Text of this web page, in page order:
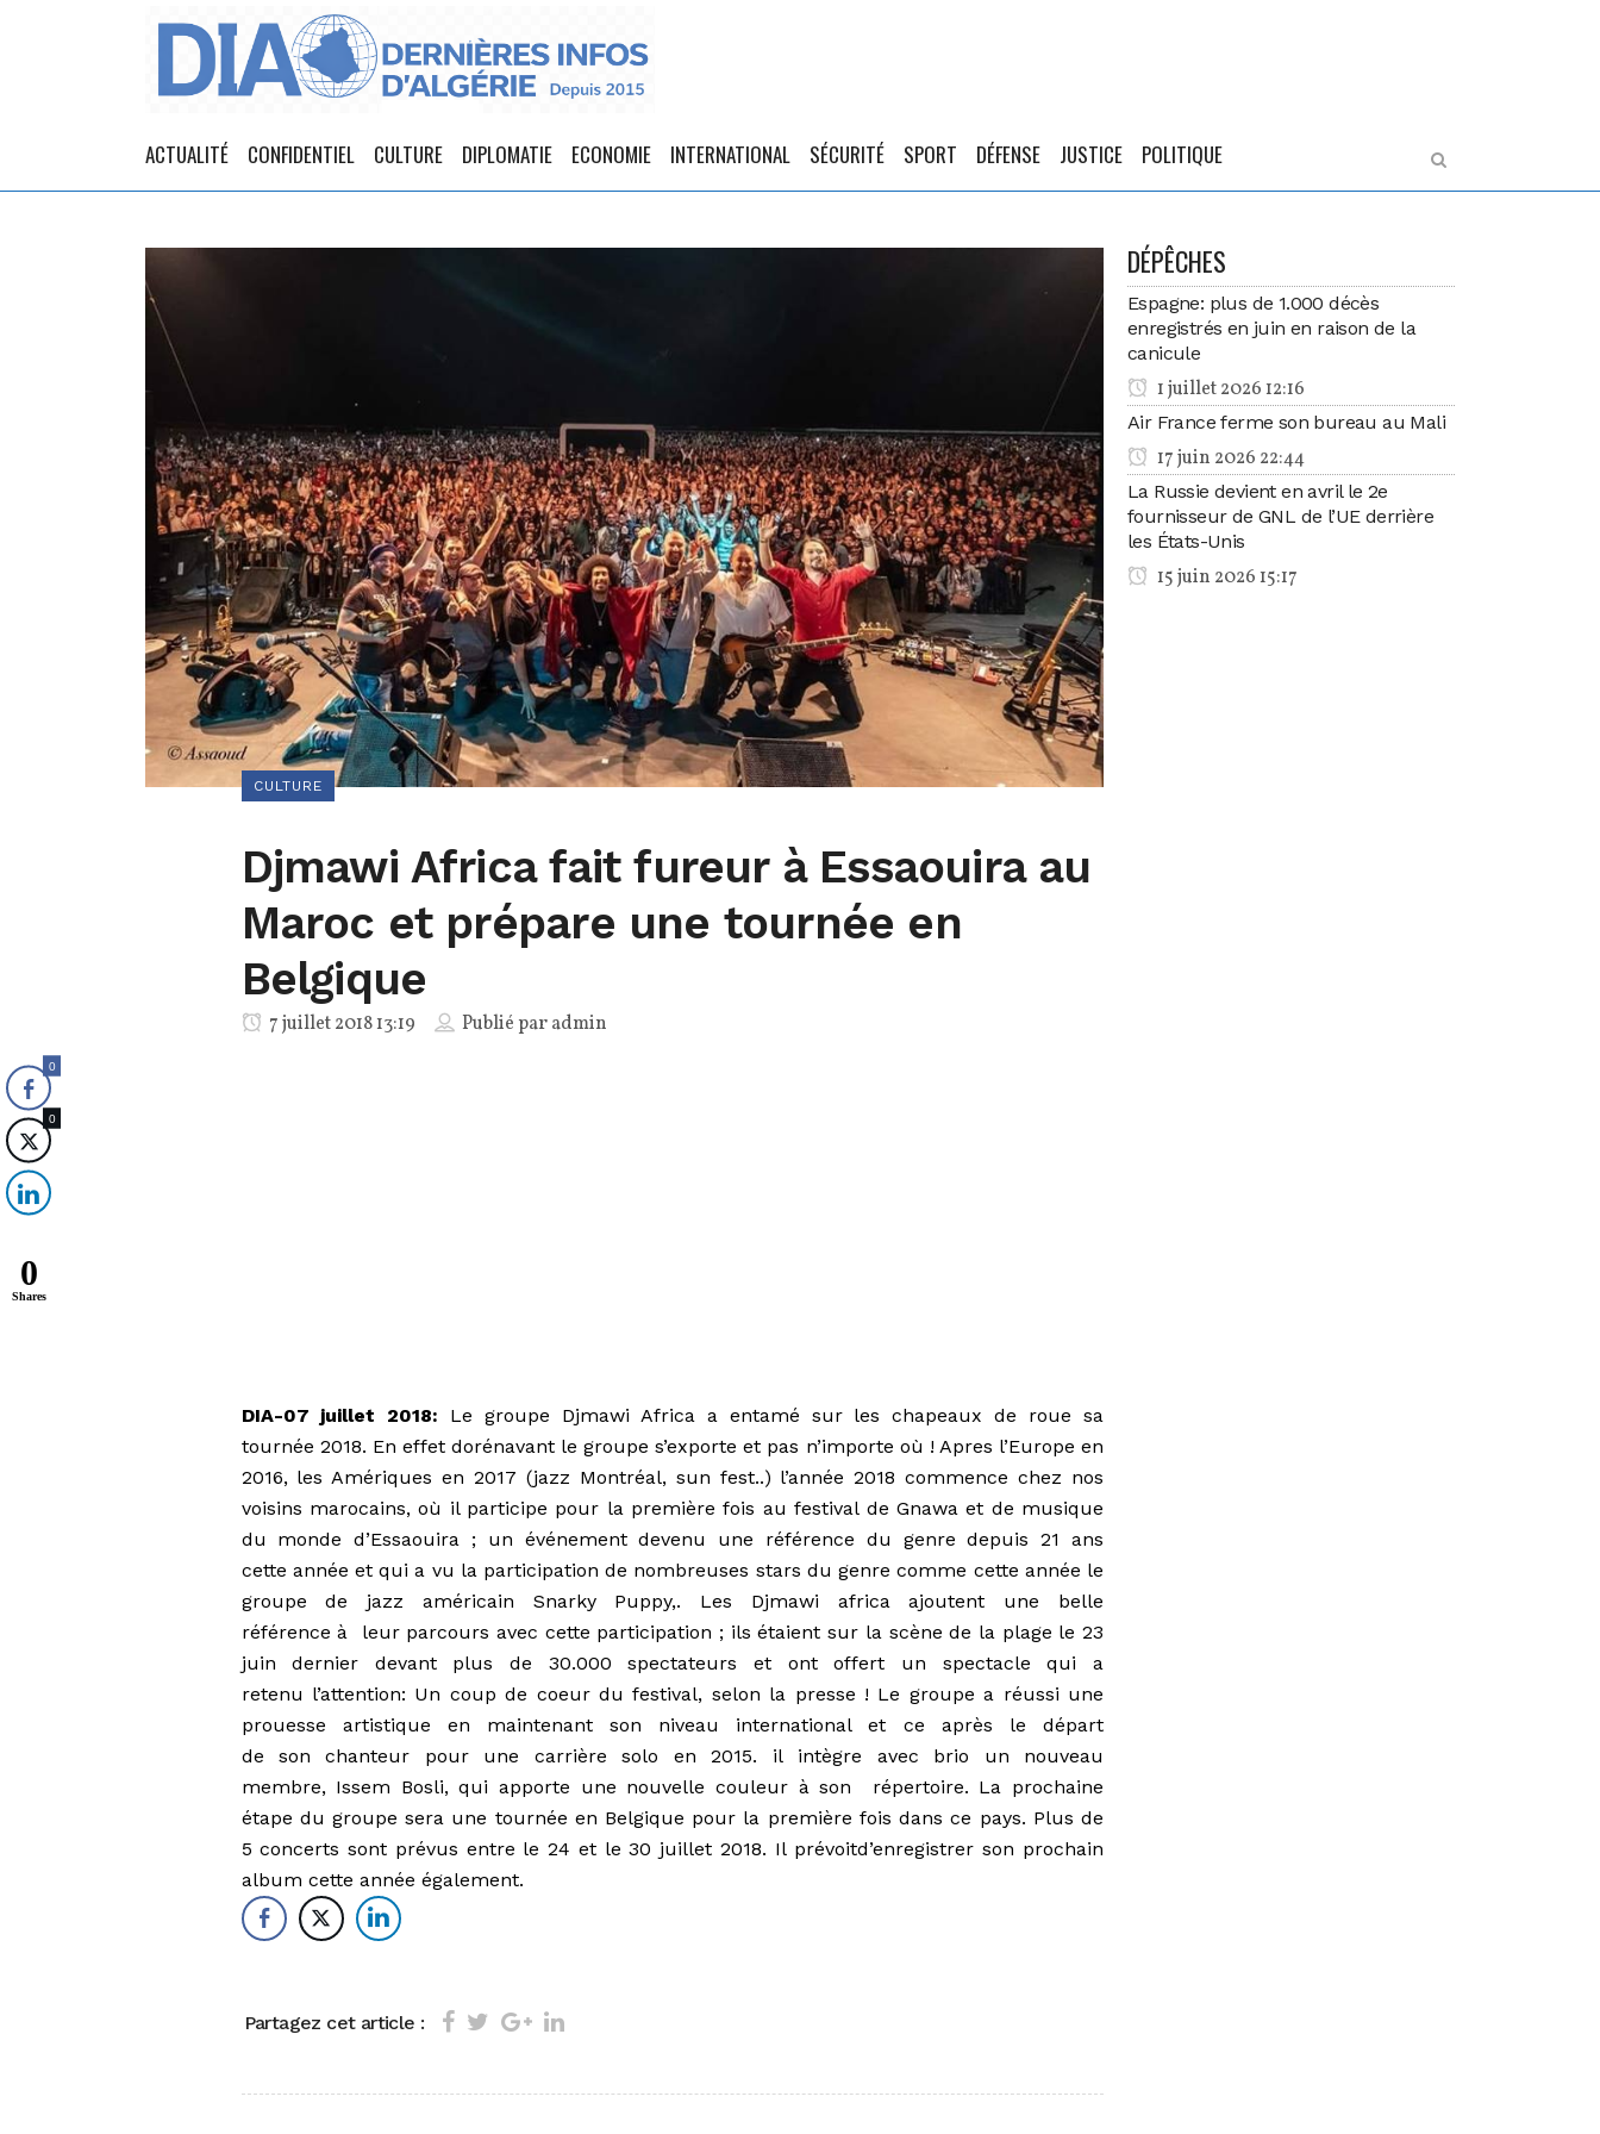
ACTUALITÉ CONFIDENTIEL CULTURE DIPLOMATIE ECONOMIE INTERNATIONAL SÉCURITÉ SPORT DÉFENSE JUSTICE POLITIQUE
CULTURE
Djmawi Africa fait fureur à Essaouira au
Maroc et prépare une tournée en
Belgique
7 juillet 2018 13:19 Publié paradmin
DIA-07 juillet 2018: Le groupe Djmawi Africa a entamé sur les chapeaux de roue sa
tournée 2018. En effet dorénavant le groupe s’exporte et pas n’importe où ! Apres l’Europe en
2016, les Amériques en 2017 (jazz Montréal, sun fest..) l’année 2018 commence chez nos
voisins marocains, où il participe pour la première fois au festival de Gnawa et de musique
du monde d’Essaouira ; un événement devenu une référence du genre depuis 21 ans
cette année et qui a vu la participation de nombreuses stars du genre comme cette année le
groupe de jazz américain Snarky Puppy,. Les Djmawi africa ajoutent une belle
référence à leur parcours avec cette participation ; ils étaient sur la scène de la plage le 23
juin dernier devant plus de 30.000 spectateurs et ont offert un spectacle qui a
retenu l’attention: Un coup de coeur du festival, selon la presse ! Le groupe a réussi une
prouesse artistique en maintenant son niveau international et ce après le départ
de son chanteur pour une carrière solo en 2015. il intègre avec brio un nouveau
membre, Issem Bosli, qui apporte une nouvelle couleur à son répertoire. La prochaine
étape du groupe sera une tournée en Belgique pour la première fois dans ce pays. Plus de
5 concerts sont prévus entre le 24 et le 30 juillet 2018. Il prévoitd’enregistrer son prochain
album cette année également.
Partagez cet article :
DÉPÊCHES
Espagne: plus de 1.000 décès
enregistrés en juin en raison de la
canicule
1 juillet 2026 12:16
Air France ferme son bureau au Mali
17 juin 2026 22:44
La Russie devient en avril le 2e
fournisseur de GNL de l’UE derrière
les États-Unis
15 juin 2026 15:17
0
0
0
Shares